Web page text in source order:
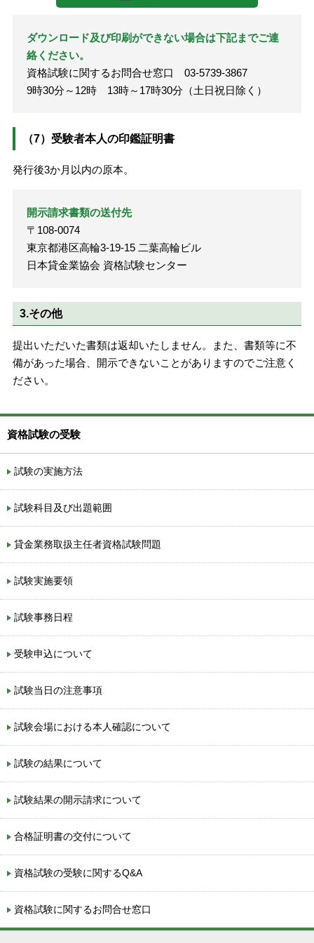
ダウンロード及び印刷ができない場合は下記までご連
絡ください。
資格試験に関するお問合せ窓口 03-5739-3867
9時30分～12時 13時～17時30分（土日祝日除く）
（7）受験者本人の印鑑証明書
発行後3か月以内の原本。
開示請求書類の送付先
〒108-0074
東京都港区高輪3-19-15 二葉高輪ビル
日本貸金業協会 資格試験センター
3.その他
提出いただいた書類は返却いたしません。また、書類等に不
備があった場合、開示できないことがありますのでご注意く
ださい。
資格試験の受験
試験の実施方法
試験科目及び出題範囲
貸金業務取扱主任者資格試験問題
試験実施要領
試験事務日程
受験申込について
試験当日の注意事項
試験会場における本人確認について
試験の結果について
試験結果の開示請求について
合格証明書の交付について
資格試験の受験に関するQ&A
資格試験に関するお問合せ窓口